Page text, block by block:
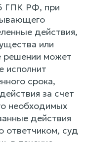
ГПК РФ, при
действия,
или
решении может
исполнит
срока,
за счет
необходимых
действия
ответчиком, суд